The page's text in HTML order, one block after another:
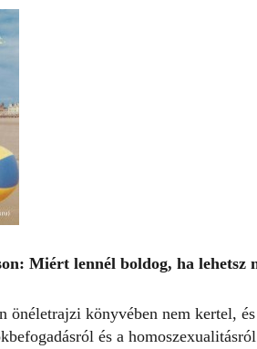
Miért lennél boldog, ha lehetsz
önéletrajzi könyvében nem kertel,
és a